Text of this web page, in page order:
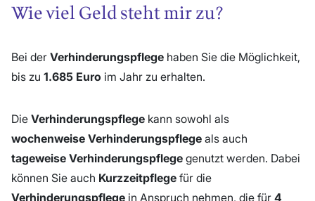
Wie viel Geld steht mir zu?
Bei der Verhinderungspflege haben Sie die Möglichkeit,
bis zu 1.685 Euro im Jahr zu erhalten.
Die Verhinderungspflege kann sowohl als
wochenweise Verhinderungspflege als auch
tageweise Verhinderungspflege genutzt werden. Dabei
können Sie auch Kurzzeitpflege für die
Verhinderungspflege in Anspruch nehmen, die für 4